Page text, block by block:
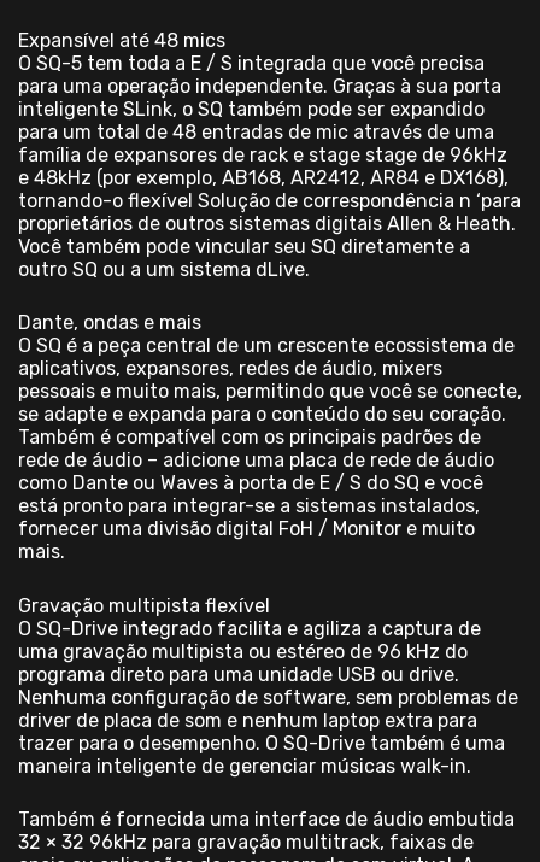
Expansível até 48 mics
O SQ-5 tem toda a E / S integrada que você precisa
para uma operação independente. Graças à sua porta
inteligente SLink, o SQ também pode ser expandido
para um total de 48 entradas de mic através de uma
família de expansores de rack e stage stage de 96kHz
e 48kHz (por exemplo, AB168, AR2412, AR84 e DX168),
tornando-o flexível Solução de correspondência n ‘para
proprietários de outros sistemas digitais Allen & Heath.
Você também pode vincular seu SQ diretamente a
outro SQ ou a um sistema dLive.
Dante, ondas e mais
O SQ é a peça central de um crescente ecossistema de
aplicativos, expansores, redes de áudio, mixers
pessoais e muito mais, permitindo que você se conecte,
se adapte e expanda para o conteúdo do seu coração.
Também é compatível com os principais padrões de
rede de áudio – adicione uma placa de rede de áudio
como Dante ou Waves à porta de E / S do SQ e você
está pronto para integrar-se a sistemas instalados,
fornecer uma divisão digital FoH / Monitor e muito
mais.
Gravação multipista flexível
O SQ-Drive integrado facilita e agiliza a captura de
uma gravação multipista ou estéreo de 96 kHz do
programa direto para uma unidade USB ou drive.
Nenhuma configuração de software, sem problemas de
driver de placa de som e nenhum laptop extra para
trazer para o desempenho. O SQ-Drive também é uma
maneira inteligente de gerenciar músicas walk-in.
Também é fornecida uma interface de áudio embutida
32 × 32 96kHz para gravação multitrack, faixas de